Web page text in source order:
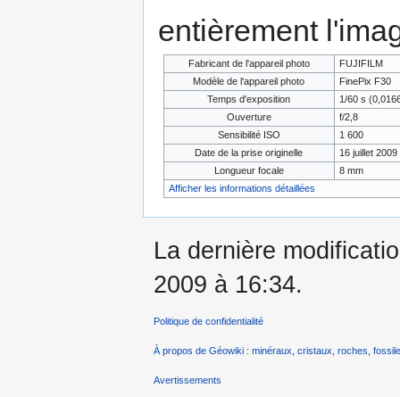
entièrement
Fabricant de l'appareil photo
FUJIFILM
Modèle de l'appareil photo
FinePix F30
Temps d'exposition
1/60 s
Ouverture
f/2,8
Sensibilité ISO
1 600
Date de la prise originelle
16 juillet
Longueur focale
8 mm
Afficher les informations détaillées
La dernière
2009 à 16:34.
Politique de confidentialité
À propos de Géowiki : minéraux, cristaux, roches,
Avertissements